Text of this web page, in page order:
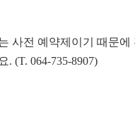
사전 예약제이기 때문에
. (T. 064-735-8907)